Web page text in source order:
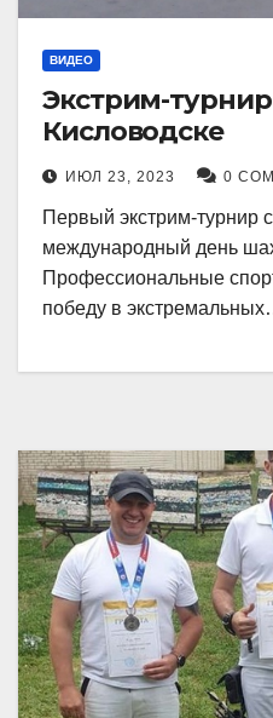
ВИДЕО
Экстрим-
Кисловодске
ИЮЛ 23, 2023 0
Первый экстрим-турнир
международный день
Профессиональные
победу в